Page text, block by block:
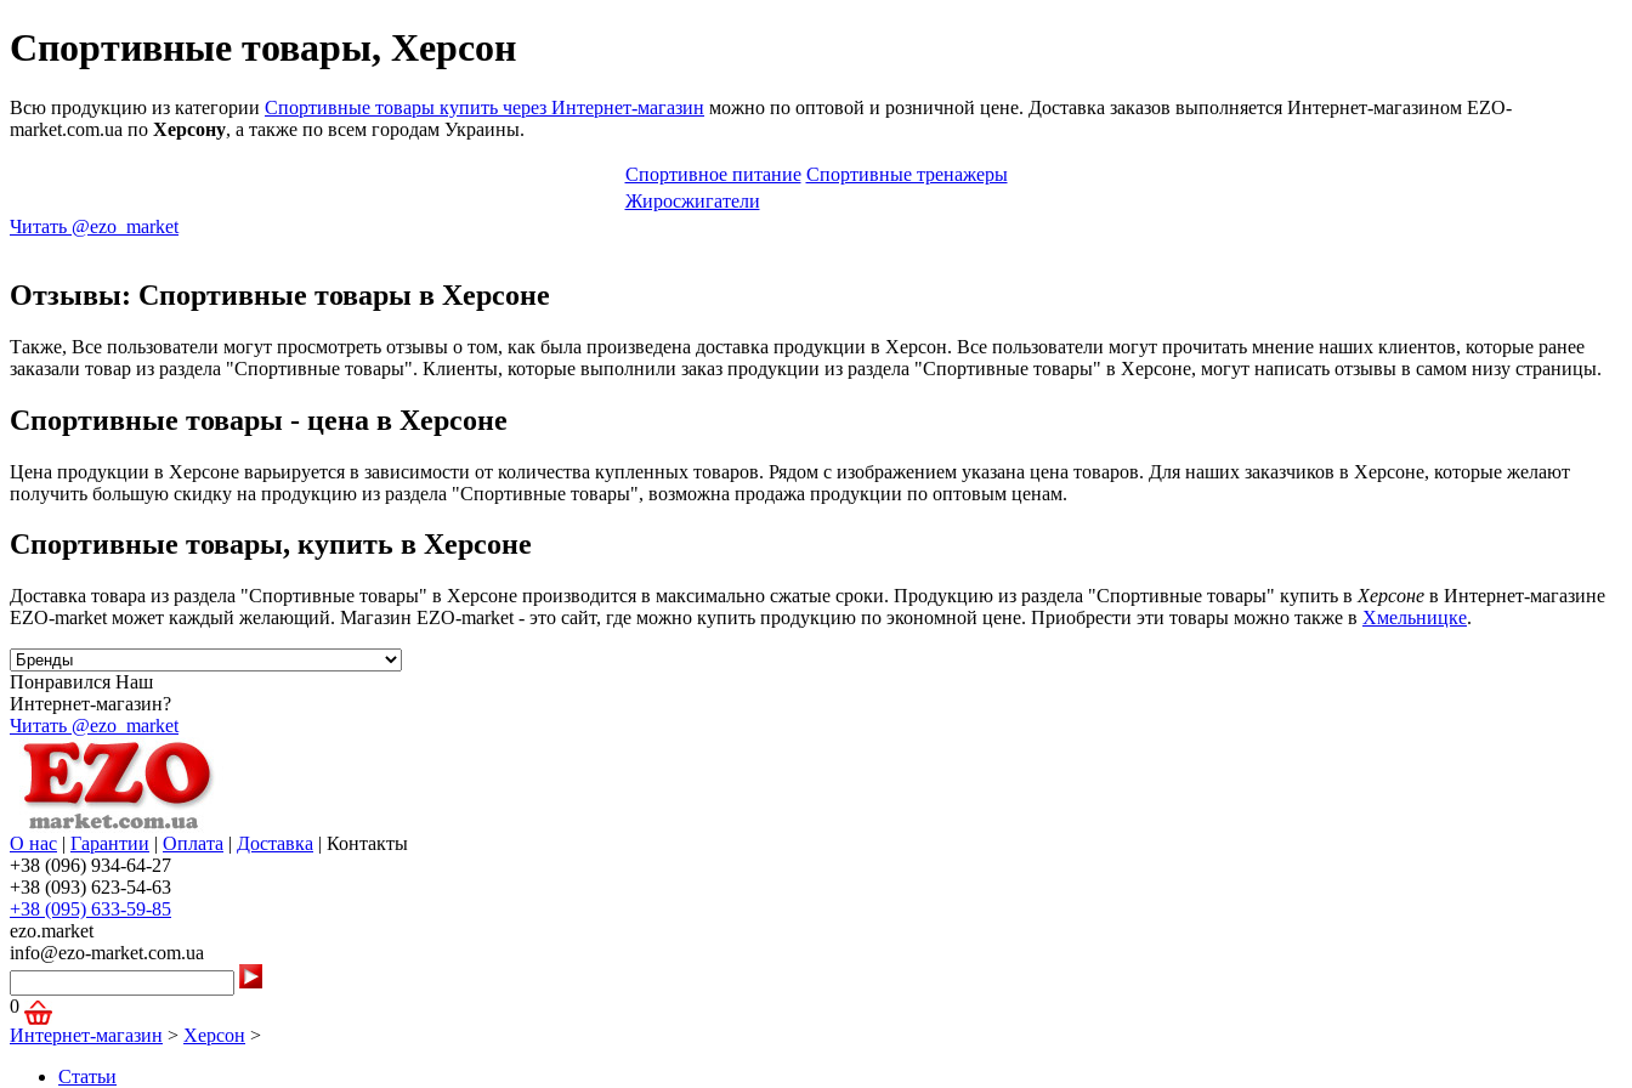
Спортивные товары, Херсон
Всю продукцию из категории Спортивные товары купить через Интернет-магазин можно по оптовой и розничной цене. Доставка заказов выполняется Интернет-магазином EZO-
market.com.ua по Херсону, а также по всем городам Украины.
Спортивное питание Спортивные тренажеры
Жиросжигатели
Читать @ezo_market
Отзывы: Спортивные товары в Херсоне
Также, Все пользователи могут просмотреть отзывы о том, как была произведена доставка продукции в Херсон. Все пользователи могут прочитать мнение наших клиентов, которые ранее
заказали товар из раздела "Спортивные товары". Клиенты, которые выполнили заказ продукции из раздела "Спортивные товары" в Херсоне, могут написать отзывы в самом низу страницы.
Спортивные товары - цена в Херсоне
Цена продукции в Херсоне варьируется в зависимости от количества купленных товаров. Рядом с изображением указана цена товаров. Для наших заказчиков в Херсоне, которые желают
получить большую скидку на продукцию из раздела "Спортивные товары", возможна продажа продукции по оптовым ценам.
Спортивные товары, купить в Херсоне
Доставка товара из раздела "Спортивные товары" в Херсоне производится в максимально сжатые сроки. Продукцию из раздела "Спортивные товары" купить в Херсоне в Интернет-магазине
EZO-market может каждый желающий. Магазин EZO-market - это сайт, где можно купить продукцию по экономной цене. Приобрести эти товары можно также в Хмельницке.
Понравился Наш
Интернет-магазин?
Читать @ezo_market
О нас | Гарантии | Оплата | Доставка | Контакты
+38 (096) 934-64-27
+38 (093) 623-54-63
+38 (095) 633-59-85
ezo.market
info@ezo-market.com.ua
0
Интернет-магазин > Херсон >
Статьи